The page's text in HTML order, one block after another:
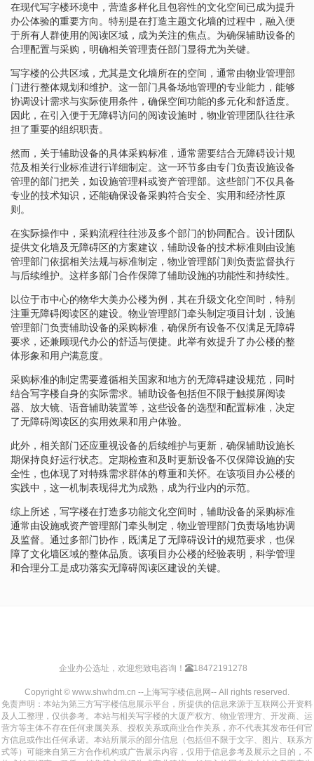
在现代写字楼环境中，营造多样化且包容性的文化空间已成为提升
办公体验的重要方向。特别是在打造主题文化墙的过程中，融入便
于所有人群使用的阅读区域，成为关注的焦点。为确保辅助设备的
合理配置与采购，明确相关管理责任部门显得尤为关键。
写字楼的公共区域，尤其是文化墙所在的空间，通常由物业管理部
门进行整体规划和维护。这一部门具备场地管理的专业能力，能够
协调设计需求与实际使用条件，确保空间功能的多元化和舒适度。
因此，在引入便于无障碍访问的阅读设施时，物业管理团队往往承
担了重要的组织职责。
然而，关于辅助设备的具体采购标准，通常需要结合无障碍设计规
范及相关行业标准进行详细制定。这一环节多由专门负责设施设备
管理的部门把关，如设施管理科或资产管理部。这些部门不仅具备
专业的技术知识，还能确保设备采购符合安全、实用和经济性原
则。
在实际操作中，采购流程往往涉及多个部门的协同配合。设计团队
提供文化墙及无障碍区的方案建议，辅助设备的技术标准则由设施
管理部门依据相关法规与标准制定，物业管理部门则负责监督执行
与后续维护。这样多部门合作保障了辅助设施的功能性和持续性。
以位于市中心的物华大美办公楼为例，其在升级文化空间时，特别
注重无障碍阅读区的建设。物业管理部门牵头制定项目计划，设施
管理部门负责辅助设备的采购标准，确保所有设备不仅满足无障碍
要求，还兼顾现代办公的舒适与便捷。此举有效提升了办公楼的整
体形象和用户满意度。
采购标准的制定需要遵循相关国家和地方的无障碍建设规范，同时
结合写字楼自身的实际需求。辅助设备包括但不限于触摸屏阅读
器、放大镜、语音辅助装置等，这些设备的选型和配置标准，决定
了无障碍阅读区的实用效果和用户体验。
此外，相关部门还应重视设备的后续维护与更新，确保辅助设施长
期保持良好运行状态。定期检查和及时更新设备不仅保障设施的安
全性，也体现了对特殊需求群体的尊重和关怀。在该项目办公楼的
实践中，这一机制表现得尤为成熟，成为行业内的示范。
综上所述，写字楼在打造多功能文化空间时，辅助设备的采购标准
通常由设施或资产管理部门牵头制定，物业管理部门负责场地协调
及监督。通过多部门协作，既满足了无障碍设计的规范要求，也保
障了文化墙区域的整体品质。该项目办公楼的经验表明，科学管理
和合理分工是成功落实无障碍阅读区建设的关键。
企业办公选址，欢迎您致电咨询！ 18472191278
Copyright © www.shwhdm.cn --上海写字楼信息网-- All rights reserved.
免责声明：本站为第三方写字楼信息展示平台，所提供的信息来源于互联网公开资料
及人工整理，仅供参考。本站与相关写字楼的大厦产权方、物业管理方、开发商、运
营方等主体不存在任何隶属关系、授权关系或商业合作关系，亦不代表其发布任何官
方信息或作出任何承诺。本站所展示的部分信息（包括但不限于文字、图片、联系方
式等）可能来自第三方合作机构或广告展示内容，仅用于信息参考及展示之目的，不